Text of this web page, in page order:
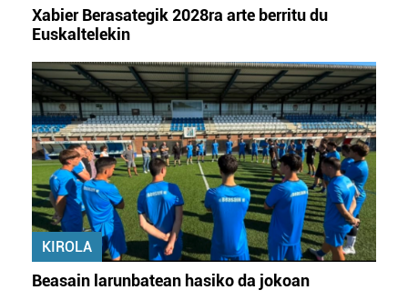
Xabier Berasategik 2028ra arte berritu du
Euskaltelekin
KIROLA
Beasain larunbatean hasiko da jokoan